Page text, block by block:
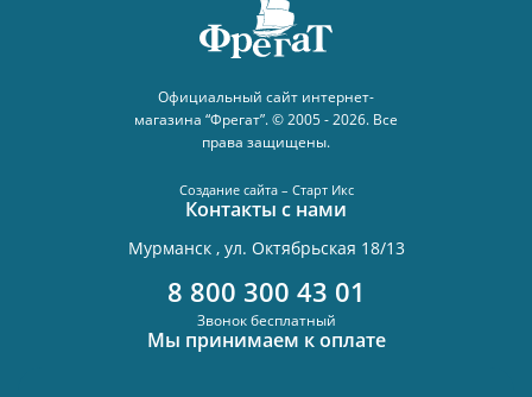
Официальный сайт интернет-
магазина “Фрегат”. © 2005 - 2026. Все
права защищены.
Создание сайта – Старт Икс
Контакты с нами
Мурманск , ул. Октябрьская 18/13
8 800 300 43 01
Звонок бесплатный
Мы принимаем к оплате